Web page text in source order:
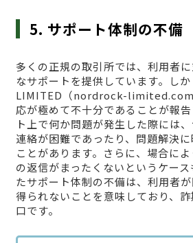
5. サポート体制の不備
多くの正規の取引所では、利用者
なサポートを提供しています。し
LIMITED（nordrock-limited.com
応が極めて不十分であることが報
ト上で何か問題が発生した際には
連絡が困難であったり、問題解決
ことがあります。さらに、場合に
の返信がまったくないというケー
たサポート体制の不備は、利用者
得られないことを意味しており、
口です。